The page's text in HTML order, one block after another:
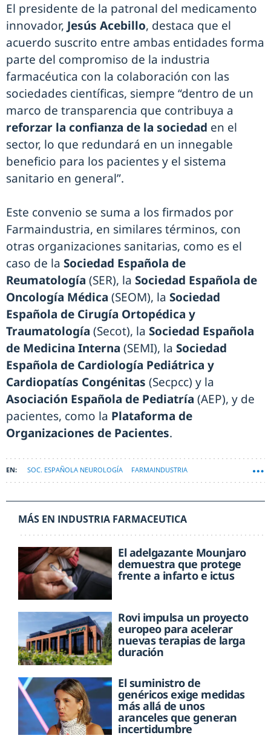
El presidente de la patronal del medicamento
innovador, Jesús Acebillo, destaca que el
acuerdo suscrito entre ambas entidades forma
parte del compromiso de la industria
farmacéutica con la colaboración con las
sociedades científicas, siempre “dentro de un
marco de transparencia que contribuya a
reforzar la confianza de la sociedad en el
sector, lo que redundará en un innegable
beneficio para los pacientes y el sistema
sanitario en general”.
Este convenio se suma a los firmados por
Farmaindustria, en similares términos, con
otras organizaciones sanitarias, como es el
caso de la Sociedad Española de
Reumatología (SER), la Sociedad Española de
Oncología Médica (SEOM), la Sociedad
Española de Cirugía Ortopédica y
Traumatología (Secot), la Sociedad Española
de Medicina Interna (SEMI), la Sociedad
Española de Cardiología Pediátrica y
Cardiopatías Congénitas (Secpcc) y la
Asociación Española de Pediatría (AEP), y de
pacientes, como la Plataforma de
Organizaciones de Pacientes.
SOC. ESPAÑOLA NEUROLOGÍA FARMAINDUSTRIA
MÁS EN INDUSTRIA FARMACEUTICA
El adelgazante Mounjaro
demuestra que protege
frente a infarto e ictus
Rovi impulsa un proyecto
europeo para acelerar
nuevas terapias de larga
duración
El suministro de
genéricos exige medidas
más allá de unos
aranceles que generan
incertidumbre